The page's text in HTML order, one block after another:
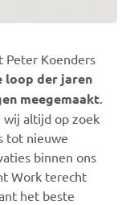
Peter Koenders
loop der jaren
meegemaakt.
wij altijd op zoek
tot nieuwe
binnen ons
Work terecht
het beste